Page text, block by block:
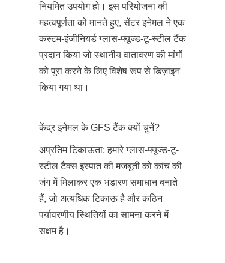
नियमित उपयोग हो। इस परियोजना की
महत्वपूर्णता को मानते हुए, सेंटर इनेमल ने एक
कस्टम-इंजीनियर्ड ग्लास-फ्यूज्ड-टू-स्टील टैंक
प्रदान किया जो स्थानीय वातावरण की मांगों
को पूरा करने के लिए विशेष रूप से डिज़ाइन
किया गया था।
केंद्र इनेमल के GFS टैंक क्यों चुनें?
अप्रतिम टिकाऊता: हमारे ग्लास-फ्यूज्ड-टू-
स्टील टैंक्स इस्पात की मजबूती को कांच की
जंग में मिलाकर एक भंडारण समाधान बनाते
हैं, जो अत्यधिक टिकाऊ है और कठिन
पर्यावरणीय स्थितियों का सामना करने में
सक्षम है।